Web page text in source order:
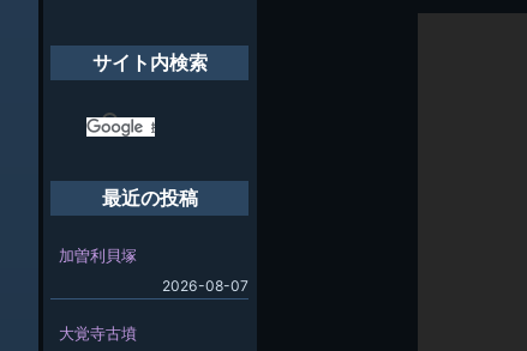
サイト内検索
最近の投稿
加曽利貝塚
2026-08-07
大覚寺古墳